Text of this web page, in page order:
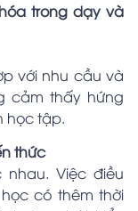
trong dạy và
với nhu cầu và
cảm thấy hứng
học tập.
thức
Việc điều
có thêm thời